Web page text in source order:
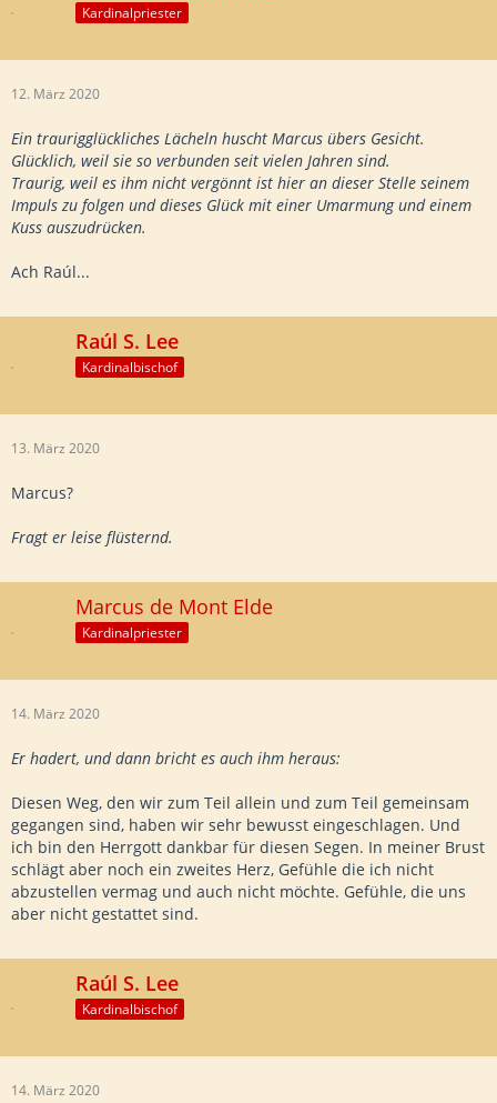
Kardinalpriester
12. März 2020
Ein traurigglückliches Lächeln huscht Marcus übers Gesicht.
Glücklich, weil sie so verbunden seit vielen Jahren sind.
Traurig, weil es ihm nicht vergönnt ist hier an dieser Stelle seinem
Impuls zu folgen und dieses Glück mit einer Umarmung und einem
Kuss auszudrücken.
Ach Raúl...
Raúl S. Lee
Kardinalbischof
13. März 2020
Marcus?
Fragt er leise flüsternd.
Marcus de Mont Elde
Kardinalpriester
14. März 2020
Er hadert, und dann bricht es auch ihm heraus:
Diesen Weg, den wir zum Teil allein und zum Teil gemeinsam
gegangen sind, haben wir sehr bewusst eingeschlagen. Und
ich bin den Herrgott dankbar für diesen Segen. In meiner Brust
schlägt aber noch ein zweites Herz, Gefühle die ich nicht
abzustellen vermag und auch nicht möchte. Gefühle, die uns
aber nicht gestattet sind.
Raúl S. Lee
Kardinalbischof
14. März 2020